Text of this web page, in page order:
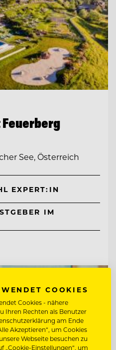
See, Österreich
EXPERT:IN
IM
COOKIES
Cookies - nähere
Ihren Rechten als Benutzer
am Ende
Akzeptieren“, um Cookies
Webseite besuchen zu
„Cookie-Einstellungen“, um